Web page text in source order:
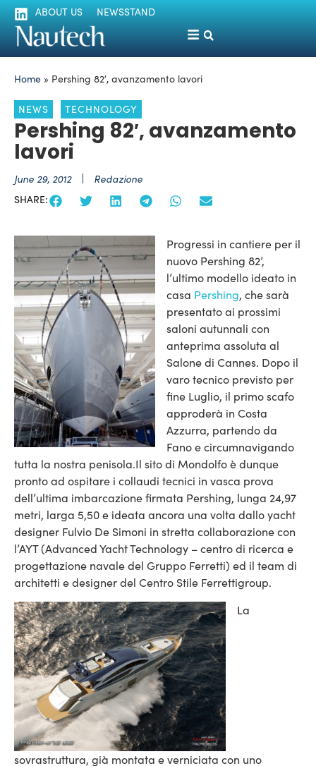
ABOUT US NEWSSTAND
Home » Pershing 82′, avanzamento lavori
NEWS TECHNOLOGY
Pershing 82′, avanzamento
lavori
June 29, 2012 Redazione
SHARE:
Progressi in cantiere per il
nuovo Pershing 82’,
l’ultimo modello ideato in
casa Pershing, che sarà
presentato ai prossimi
saloni autunnali con
anteprima assoluta al
Salone di Cannes. Dopo il
varo tecnico previsto per
fine Luglio, il primo scafo
approderà in Costa
Azzurra, partendo da
Fano e circumnavigando
tutta la nostra penisola.Il sito di Mondolfo è dunque
pronto ad ospitare i collaudi tecnici in vasca prova
dell’ultima imbarcazione firmata Pershing, lunga 24,97
metri, larga 5,50 e ideata ancora una volta dallo yacht
designer Fulvio De Simoni in stretta collaborazione con
l’AYT (Advanced Yacht Technology – centro di ricerca e
progettazione navale del Gruppo Ferretti) ed il team di
architetti e designer del Centro Stile Ferrettigroup.
La
sovrastruttura, già montata e verniciata con uno